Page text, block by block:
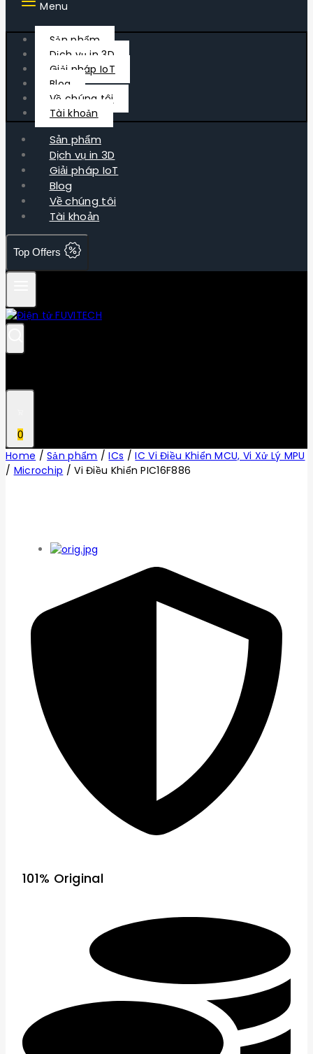
Menu
Sản phẩm
Dịch vụ in 3D
Giải pháp IoT
Blog
Về chúng tôi
Tài khoản
Sản phẩm
Dịch vụ in 3D
Giải pháp IoT
Blog
Về chúng tôi
Tài khoản
Top Offers
0
Home / Sản phẩm / ICs / IC Vi Điều Khiển MCU, Vi Xử Lý MPU
/ Microchip / Vi Điều Khiển PIC16F886
101% Original